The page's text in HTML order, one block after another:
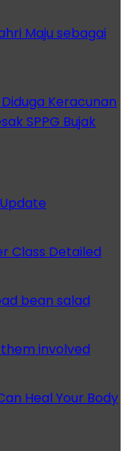
Maju sebagai
Keracunan
SPPG Bujak
Class Detailed
bean salad
involved
Heal Your Body